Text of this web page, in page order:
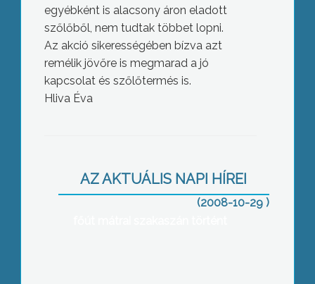
egyébként is alacsony áron eladott
szőlőből, nem tudtak többet lopni.
Az akció sikerességében bízva azt
remélik jövőre is megmarad a jó
kapcsolat és szőlőtermés is.
Hliva Éva
AZ AKTUÁLIS NAPI HÍREI
(2008-10-29 )
– az idén ugyanebben az időszakban
16, ebből összesen három volt halálos
kimenetelű, kettő ezek közül a 24-es